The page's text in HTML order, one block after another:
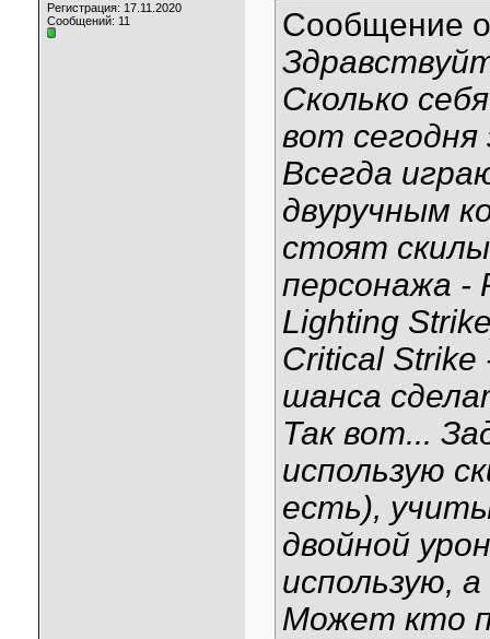
Регистрация: 17.11.2020
Сообщений: 11
Сообщение
Сколько
вот сегодня
Всегда
двуручным
стоят
персонажа -
Lighting
Critical Strike
шанса
Так вот...
использую
есть),
двойной
использую,
Может кто